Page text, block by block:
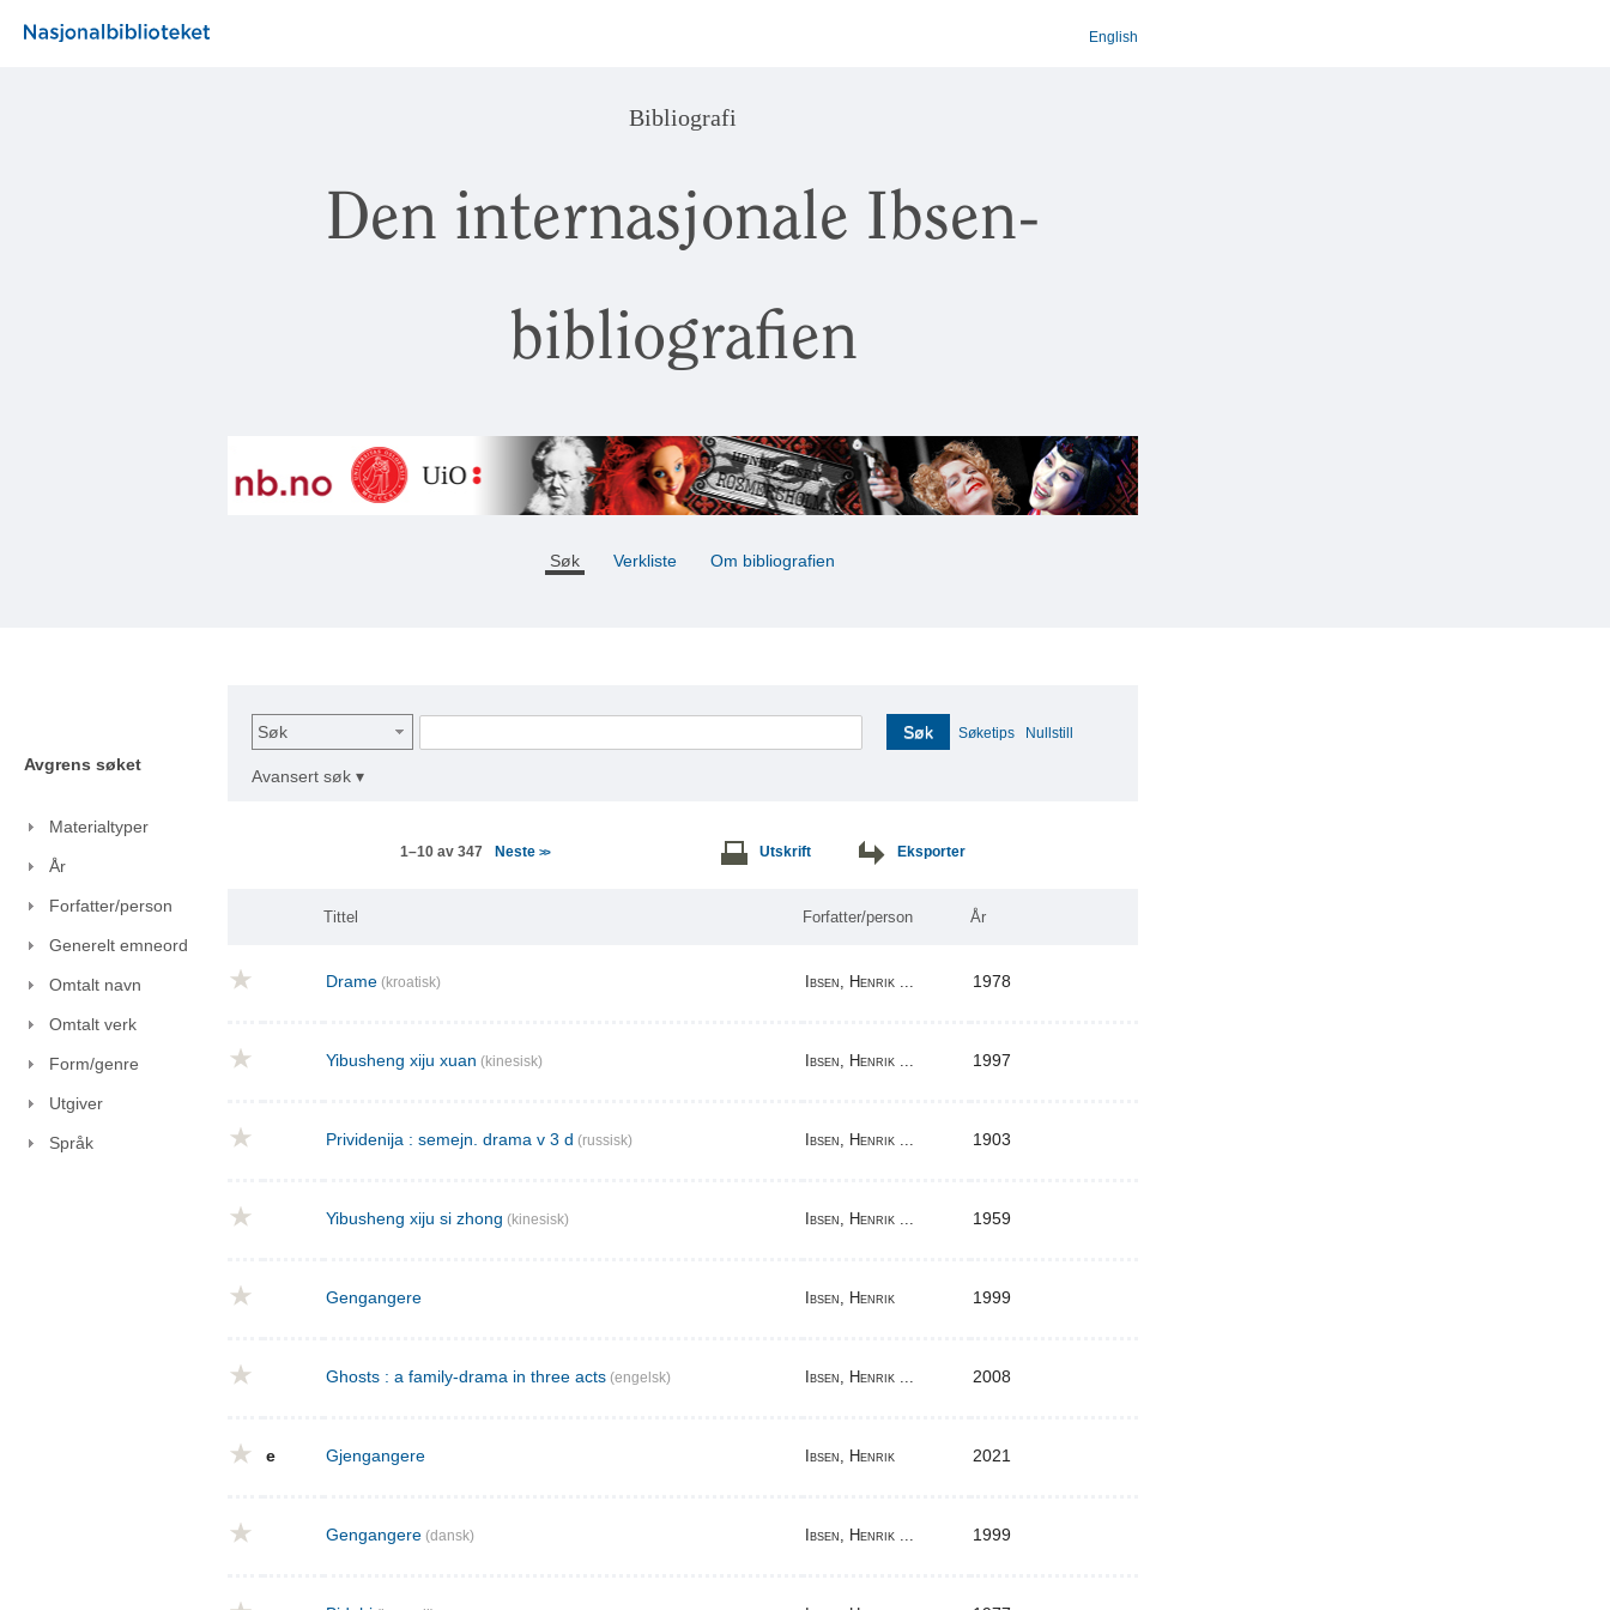
English
Bibliografi
Den internasjonale Ibsen-
bibliografien
Søk Verkliste Om bibliografien
Avgrens søket
Materialtyper
År
Forfatter/person
Generelt emneord
Omtalt navn
Omtalt verk
Form/genre
Utgiver
Språk
Søk Søk Søketips Nullstill
Avansert søk ▾
1–10 av 347 Neste >> Utskrift Eksporter
Tittel Forfatter/person År
Drame (kroatisk) Ibsen, Henrik ... 1978
Yibusheng xiju xuan (kinesisk) Ibsen, Henrik ... 1997
Prividenija : semejn. drama v 3 d (russisk) Ibsen, Henrik ... 1903
Yibusheng xiju si zhong (kinesisk) Ibsen, Henrik ... 1959
Gengangere Ibsen, Henrik 1999
Ghosts : a family-drama in three acts (engelsk) Ibsen, Henrik ... 2008
e Gjengangere Ibsen, Henrik 2021
Gengangere (dansk) Ibsen, Henrik ... 1999